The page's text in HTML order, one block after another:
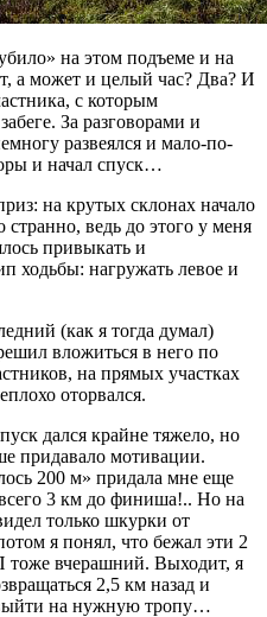
на этом подъеме и на
а может и целый час? Два? И
с которым
За разговорами и
развеялся и мало-по-
и начал спуск…
на крутых склонах начало
ведь до этого у меня
привыкать и
ходьбы: нагружать левое и
(как я тогда думал)
вложиться в него по
на прямых участках
оторвался.
дался крайне тяжело, но
придавало мотивации.
200 м» придала мне еще
3 км до финиша!.. Но на
только шкурки от
я понял, что бежал эти 2
тоже вчерашний. Выходит, я
2,5 км назад и
на нужную тропу…